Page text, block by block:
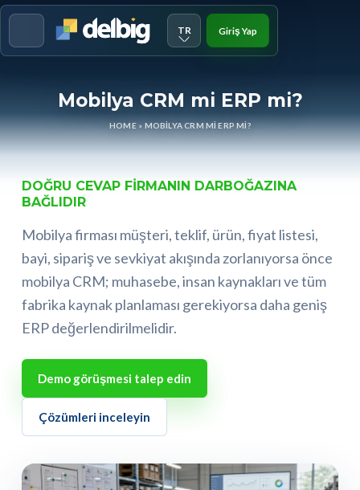
TR Giriş Yap
Mobilya CRM mi ERP mi?
HOME» MOBILYA CRM MI ERP MI?
DOĞRU CEVAP FIRMANIN DARBOĞAZINA
BAĞLIDIR
Mobilya firması müşteri, teklif, ürün, fiyat listesi,
bayi, sipariş ve sevkiyat akışında zorlanıyorsa önce
mobilya CRM; muhasebe, insan kaynakları ve tüm
fabrika kaynak planlaması gerekiyorsa daha geniş
ERP değerlendirilmelidir.
Demo görüşmesi talep edin
Çözümleri inceleyin